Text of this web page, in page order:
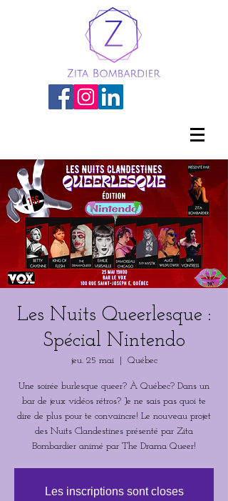
Les Nuits Queerlesque :
Spécial Nintendo
jeu. 25 mai
  |
Québec
Une soirée burlesque queer? À Québec? Dans un
bar de jeux vidéos rétros? Je ne sais pas quoi te
dire de plus pour te convaincre! Le nouveau projet
des Nuits Clandestines présenté par Zita
Bombardier animé par The Drama Queer!
Les inscriptions sont closes